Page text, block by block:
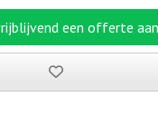
een offerte aan
uitjes